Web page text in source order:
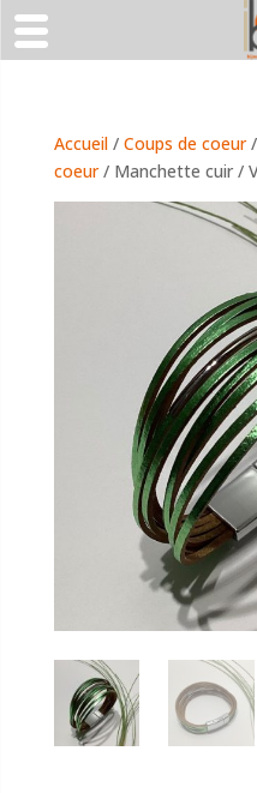
Accueil/ Coups de coeur/
coeur/ Manchette cuir /